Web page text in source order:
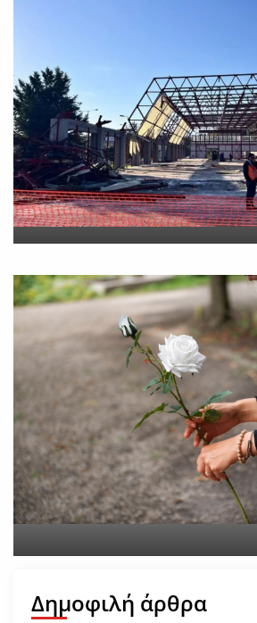
Νέο εργατικό
Νεκρός 59χρονος
τριών παιδιών
On30 Ιουλίου 2026
Εφυγε από τη ζωή
Αγγελική
On29 Ιουλίου 2026
Δημοφιλή άρθρα